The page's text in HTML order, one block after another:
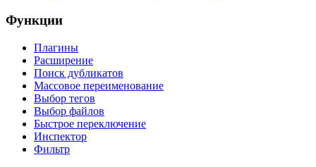
Функции
Плагины
Расширение
Поиск дубликатов
Массовое переименование
Выбор тегов
Выбор файлов
Быстрое переключение
Инспектор
Фильтр